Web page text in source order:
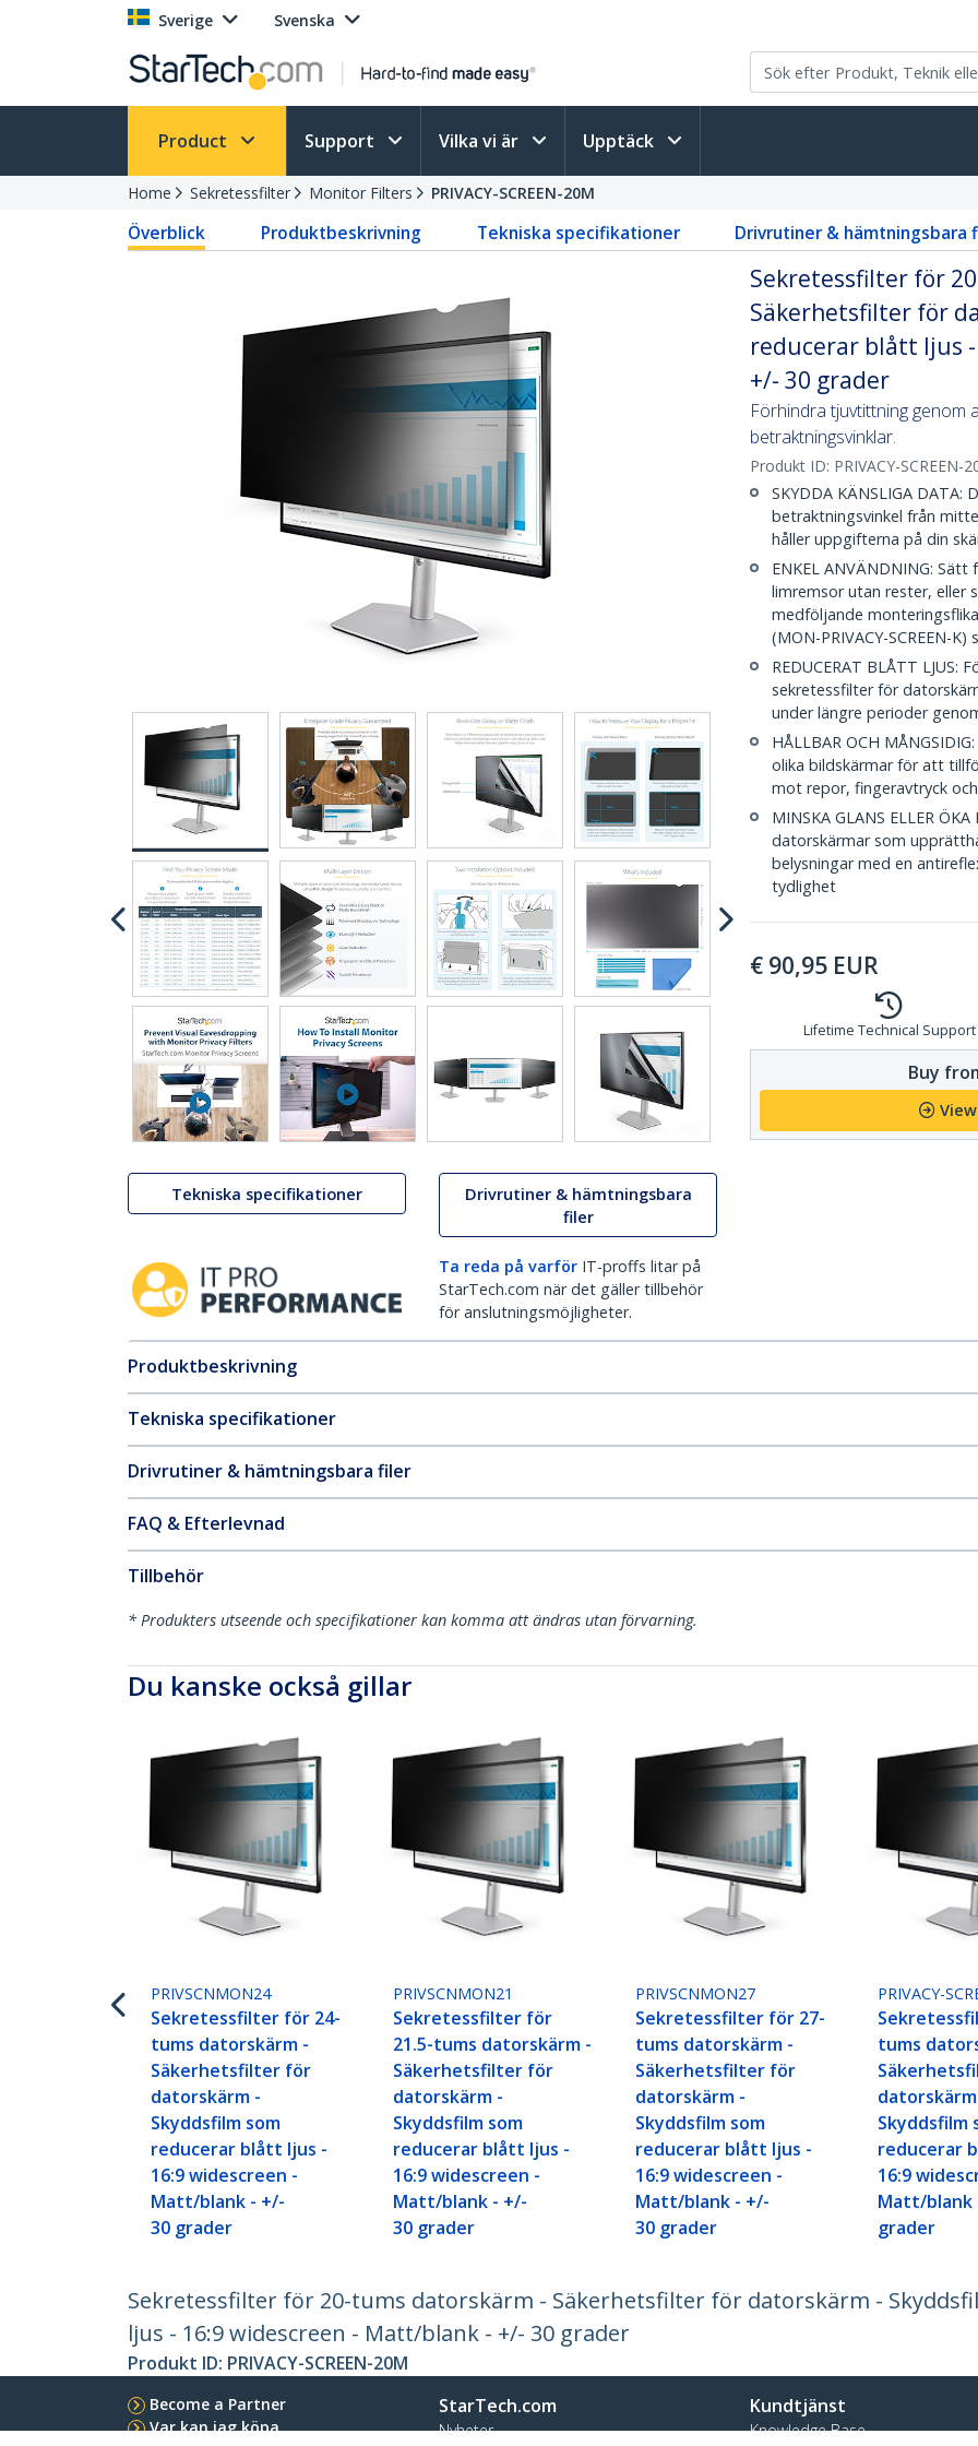
Sverige Svenska
Product Support Vilka vi är Upptäck
Home Sekretessfilter Monitor Filters PRIVACY-SCREEN-20M
Överblick Produktbeskrivning Tekniska specifikationer Drivrutiner & hämtningsbara
Tekniska specifikationer
Drivrutiner & hämtningsbara
filer
Ta reda på varför IT-proffs litar på
StarTech.com när det gäller tillbehör
för anslutningsmöjligheter.
Sekretessfilter för
Säkerhetsfilter för
reducerar blått ljus
+/- 30 grader
Förhindra tjuvtittning genom
betraktningsvinklar.
Produkt ID: PRIVACY-SCREEN-
SKYDDA KÄNSLIGA
betraktningsvinkel från
håller uppgifterna på din
ENKEL ANVÄNDNING:
limremsor utan rester, eller
medföljande
(MON-PRIVACY-SCREEN-
REDUCERAT BLÅTT
sekretessfilter för
under längre perioder
HÅLLBAR OCH
olika bildskärmar för att
mot repor, fingeravtryck
MINSKA GLANS ELLER
datorskärmar som
belysningar med en
tydlighet
€ 90,95 EUR
Lifetime Technical Support
Buy
Produktbeskrivning
Tekniska specifikationer
Drivrutiner & hämtningsbara filer
FAQ & Efterlevnad
Tillbehör
* Produkters utseende och specifikationer kan komma att ändras utan förvarning.
Du kanske också gillar
PRIVSCNMON24
Sekretessfilter för 24-
tums datorskärm -
Säkerhetsfilter för
datorskärm -
Skyddsfilm som
reducerar blått ljus -
16:9 widescreen -
Matt/blank - +/-
30 grader
PRIVSCNMON21
Sekretessfilter för
21.5-tums datorskärm -
Säkerhetsfilter för
datorskärm -
Skyddsfilm som
reducerar blått ljus -
16:9 widescreen -
Matt/blank - +/-
30 grader
PRIVSCNMON27
Sekretessfilter för 27-
tums datorskärm -
Säkerhetsfilter för
datorskärm -
Skyddsfilm som
reducerar blått ljus -
16:9 widescreen -
Matt/blank - +/-
30 grader
PRIVACY-
tums
Skyddsfilm
reducerar
16:9
Matt/blank
grader
Sekretessfilter för 20-tums datorskärm - Säkerhetsfilter för datorskärm -
ljus - 16:9 widescreen - Matt/blank - +/- 30 grader
Produkt ID: PRIVACY-SCREEN-20M
Become a Partner
Var kan jag köpa
StarTech.com
Nyheter
Kundtjänst
Knowledge Base